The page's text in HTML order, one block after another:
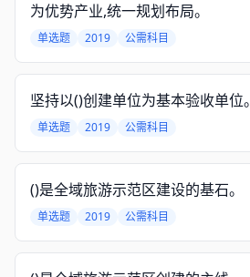
为优势产业,统一规划布局。
单选题 2019 公需科目
坚持以()创建单位为基本验收单位。
单选题 2019 公需科目
()是全域旅游示范区建设的基石。
单选题 2019 公需科目